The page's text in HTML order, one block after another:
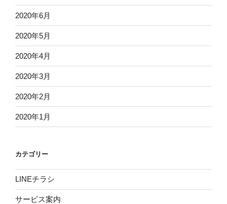
2020年6月
2020年5月
2020年4月
2020年3月
2020年2月
2020年1月
カテゴリー
LINEチラシ
サービス案内